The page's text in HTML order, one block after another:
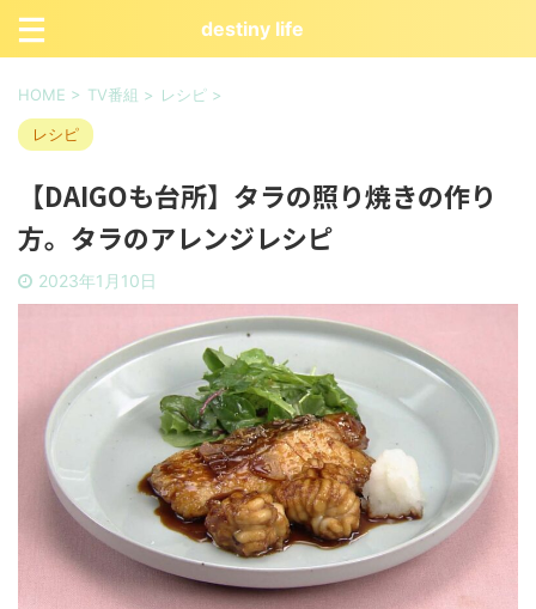
destiny life
HOME > TV番組 > レシピ >
レシピ
【DAIGOも台所】タラの照り焼きの作り
方。タラのアレンジレシピ
2023年1月10日